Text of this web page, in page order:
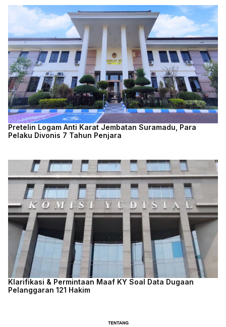
Pretelin Logam Anti Karat Jembatan Suramadu, Para
Pelaku Divonis 7 Tahun Penjara
Klarifikasi & Permintaan Maaf KY Soal Data Dugaan
Pelanggaran 121 Hakim